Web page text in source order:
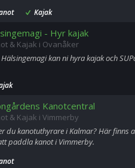
Kajak
- Hyr kajak
& Kajak i Ovanåker
kan ni hyra kajak och
Kanotcentral
& Kajak i Vimmerby
du kanotuthyrare i Kalmar? Här finns
paddla kanot i Vimmerby.